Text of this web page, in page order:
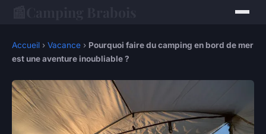
Accueil › Vacance › Pourquoi faire du camping en bord de mer
est une aventure inoubliable ?